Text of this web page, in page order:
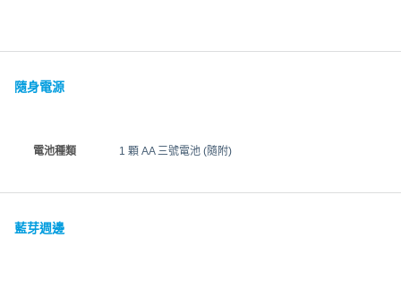
隨身電源
電池種類 1 顆 AA 三號電池 (隨附)
藍芽週邊